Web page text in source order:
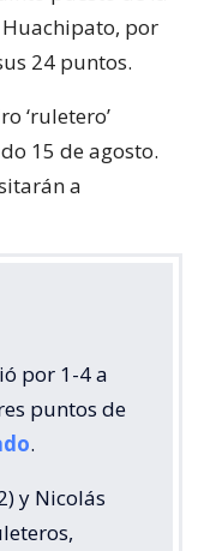
por
24 puntos.
‘ruletero’
15 de agosto.
a
por 1-4 a
puntos de
.
y Nicolás